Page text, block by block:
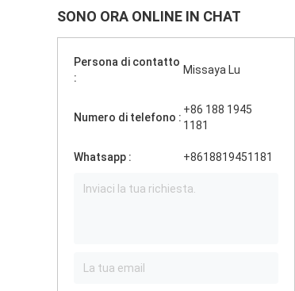
SONO ORA ONLINE IN CHAT
Persona di contatto
:
Missaya Lu
Numero di telefono :
+86 188 1945
1181
Whatsapp : +8618819451181